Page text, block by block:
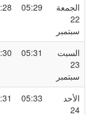
05:29
07:28
05:31
07:30
05:33
07:31